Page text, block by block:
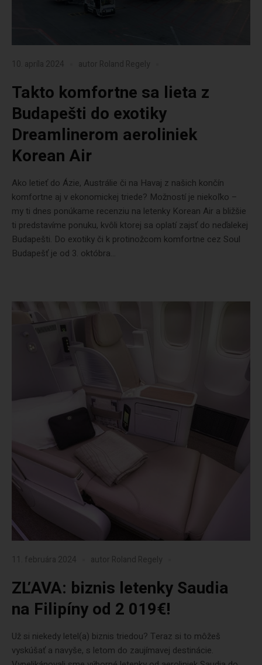
10. apríla 2024 autor Roland Regely
Takto komfortne sa lieta z
Budapešti do exotiky
Dreamlinerom aeroliniek
Korean Air
Ako letieť do Ázie, Austrálie či na Havaj z našich končín
komfortne aj v ekonomickej triede? Možností je niekoľko –
my ti dnes ponúkame recenziu na letenky Korean Air a bližšie
ti predstavíme ponuku, kvôli ktorej sa oplatí zajsť do neďalekej
Budapešti. Do exotiky či k protinožcom komfortne cez Soul
Budapešť je od 3. októbra...
11. februára 2024 autor Roland Regely
ZĽAVA: biznis letenky Saudia
na Filipíny od 2 019€!
Už si niekedy letel(a) biznis triedou? Teraz si to môžeš
vyskúšať a navyše, s letom do zaujímavej destinácie.